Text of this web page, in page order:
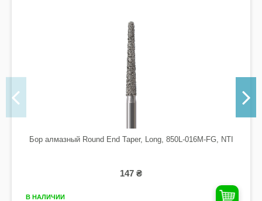
Бор алмазный Round End Taper, Long, 850L-016M-FG, NTI
147 ₴
В НАЛИЧИИ